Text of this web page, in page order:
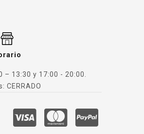
– 13:30 y 17:00 - 20:00.
CERRADO